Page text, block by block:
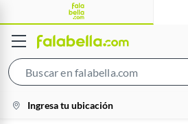
Bar
location-
icon
Ingresa tu ubicación